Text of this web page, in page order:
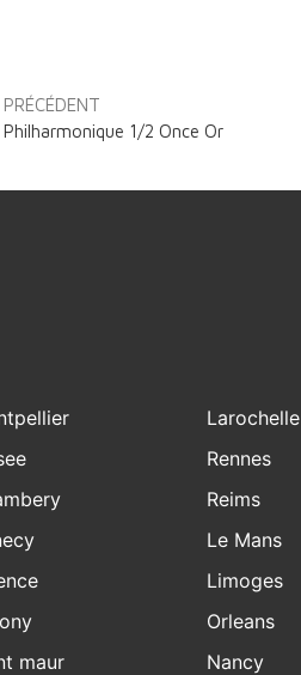
PRÉCÉDENT
Philharmonique 1/2 Once Or
maur
Larochelle
Rennes
Reims
Le Mans
Limoges
Orleans
Nancy